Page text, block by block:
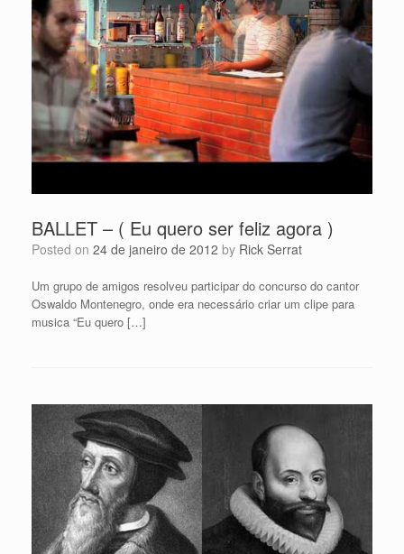
BALLET – ( Eu quero ser feliz agora )
Posted on 24 de janeiro de 2012 by Rick Serrat
Um grupo de amigos resolveu participar do concurso do cantor
Oswaldo Montenegro, onde era necessário criar um clipe para
musica “Eu quero […]